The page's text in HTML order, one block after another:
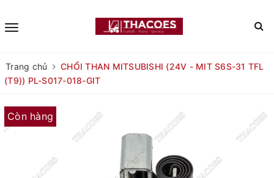
Trang chủ
CHỔI THAN MITSUBISHI (24V - MIT S6S-31 TFL
(T9)) PL-S017-018-GIT
Còn hàng